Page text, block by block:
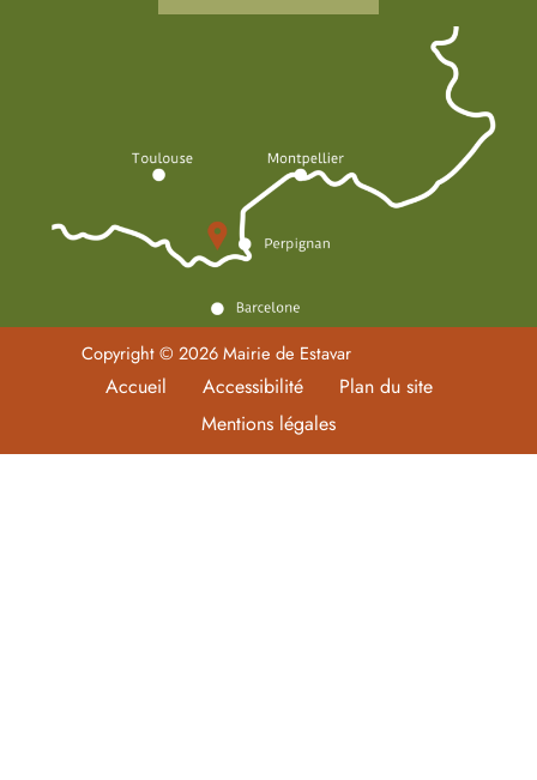
Copyright © 2026 Mairie de Estavar
Accueil Accessibilité
Plan du site
Mentions légales